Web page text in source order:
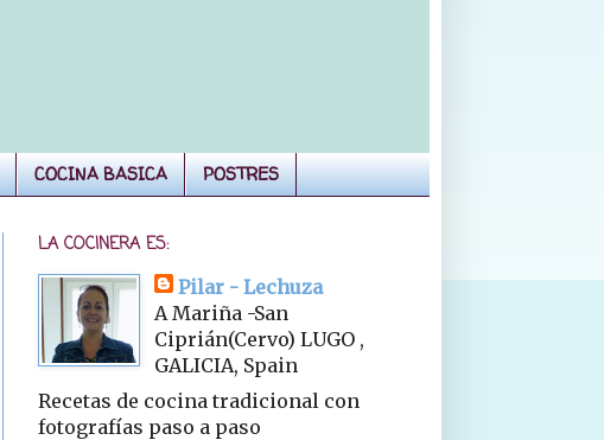
COCINA BASICA POSTRES
LA COCINERA ES:
Pilar - Lechuza
A Mariña -San
Ciprián(Cervo) LUGO ,
GALICIA, Spain
Recetas de cocina tradicional con
fotografías paso a paso